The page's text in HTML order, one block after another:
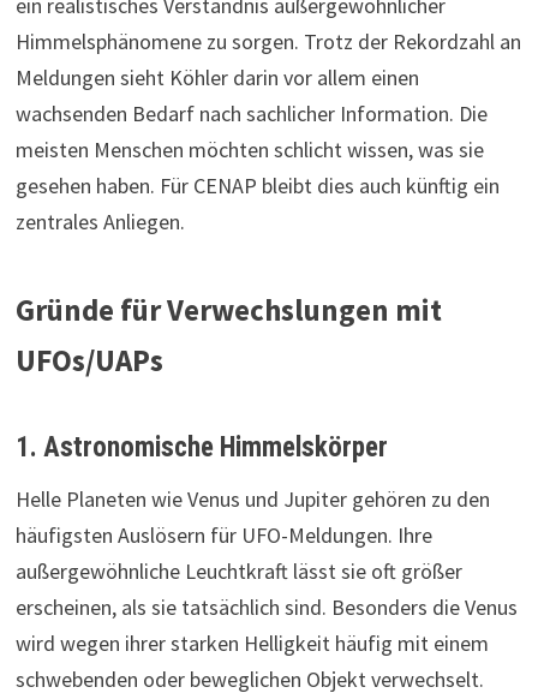
Himmelsphänomene zu sorgen. Trotz der Rekordzahl an
Meldungen sieht Köhler darin vor allem einen
wachsenden Bedarf nach sachlicher Information. Die
meisten Menschen möchten schlicht wissen, was sie
gesehen haben. Für CENAP bleibt dies auch künftig ein
zentrales Anliegen.
Gründe für Verwechslungen mit
UFOs/UAPs
1. Astronomische Himmelskörper
Helle Planeten wie Venus und Jupiter gehören zu den
häufigsten Auslösern für UFO-Meldungen. Ihre
außergewöhnliche Leuchtkraft lässt sie oft größer
erscheinen, als sie tatsächlich sind. Besonders die Venus
wird wegen ihrer starken Helligkeit häufig mit einem
schwebenden oder beweglichen Objekt verwechselt.